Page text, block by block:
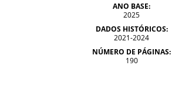
ANO BASE:
2025
DADOS HISTÓRICOS:
2021-2024
NÚMERO DE PÁGINAS:
190